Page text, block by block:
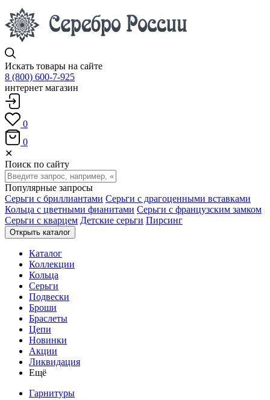
Искать товары на сайте
8 (800) 600-7-925
интернет магазин
0
0
✕
Поиск по сайту
Популярные запросы
Серьги с бриллиантами Серьги с драгоценными вставками
Кольца с цветными фианитами Серьги с французским замком
Серьги с кварцем Детские серьги Пирсинг
Открыть каталог
Каталог
Коллекции
Кольца
Серьги
Подвески
Броши
Браслеты
Цепи
Новинки
Акции
Ликвидация
Ещё
Гарнитуры